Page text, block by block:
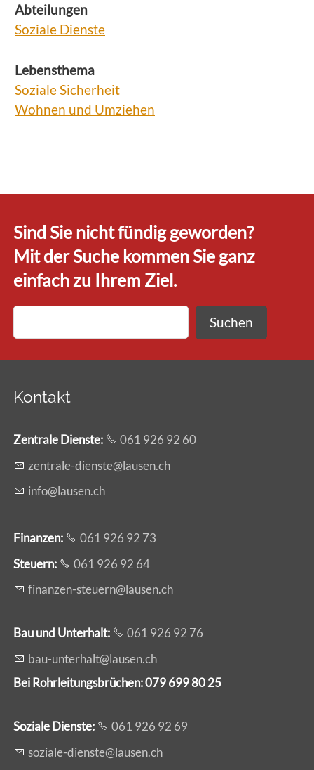
Abteilungen
Soziale Dienste
Lebensthema
Soziale Sicherheit
Wohnen und Umziehen
Sind Sie nicht fündig geworden?
Mit der Suche kommen Sie ganz
einfach zu Ihrem Ziel.
Suchen
Kontakt
Zentrale Dienste:
061 926 92 60
z ntr l -d nst l s nch
nf
l s nch
Finanzen:
061 926 92 73
Steuern:
061 926 92 64
f n nz n-st rn l s nch
Bau und Unterhalt:
061 926 92 76
b
- nt rh lt l s nch
Bei Rohrleitungsbrüchen: 079 699 80 25
Soziale Dienste:
061 926 92 69
s z l -d nst l s nch